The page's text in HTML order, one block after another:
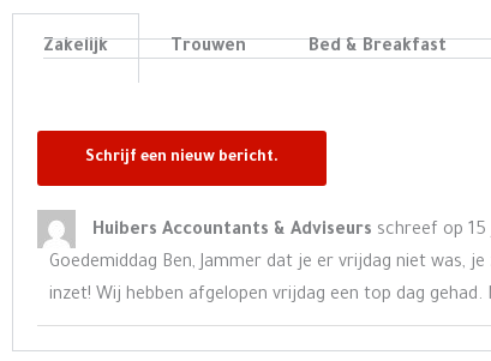
Zakelijk Trouwen Bed & Breakfast
Huibers Accountants & Adviseurs schreef op
Goedemiddag Ben, Jammer dat je er vrijdag niet was,
inzet! Wij hebben afgelopen vrijdag een top dag